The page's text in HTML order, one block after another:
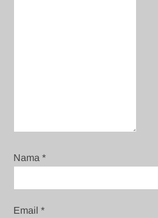
Nama*
Email*